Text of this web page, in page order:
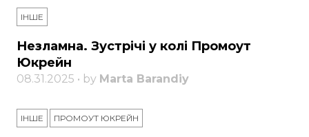
ІНШЕ
Незламна. Зустрічі у колі Промоут
Юкрейн
08.31.2025 • by Marta Barandiy
ІНШЕ ПРОМОУТ ЮКРЕЙН